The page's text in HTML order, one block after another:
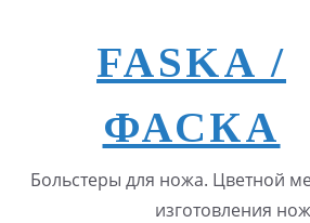
содержимомуFASKA /
ФАСКА
Больстеры для ножа. Цветной
изготовления